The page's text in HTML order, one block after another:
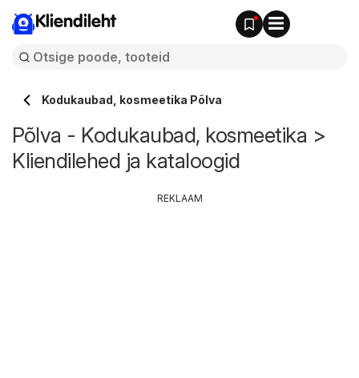
Kliendileht
Kodukaubad, kosmeetika Põlva
Põlva - Kodukaubad, kosmeetika >
Kliendilehed ja kataloogid
REKLAAM